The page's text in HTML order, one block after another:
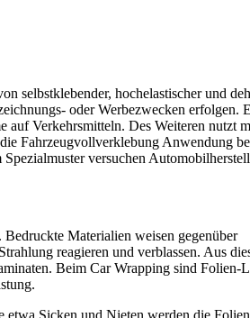
selbstklebender, hochelastischer und
oder Werbezwecken erfolgen.
Verkehrsmitteln. Des Weiteren nutzt
Fahrzeugvollverklebung Anwendung
versuchen
Materialien weisen gegenüber
reagieren und verblassen. Aus
Beim Car Wrapping sind Folien-
Sicken und Nieten werden die